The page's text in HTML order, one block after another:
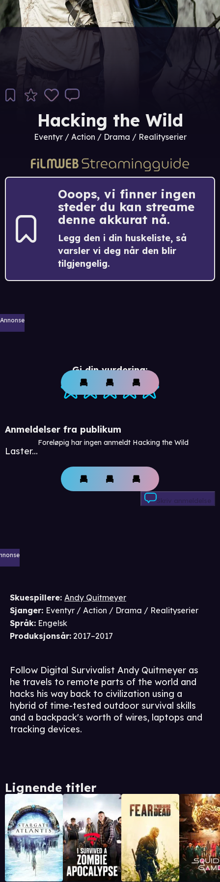
Hacking the Wild
Eventyr / Action / Drama / Realityserier
Ooops, vi finner ingen
steder du kan streame
denne akkurat nå.
Legg den i din huskeliste, så
varsler vi deg når den blir
tilgjengelig.
Annonse
Gi din vurdering:
Anmeldelser fra publikum
Laster...
Foreløpig har ingen anmeldt Hacking the Wild
Skriv anmeldelse
Skuespillere: Andy Quitmeyer
Sjanger: Eventyr / Action / Drama / Realityserier
Språk: Engelsk
Produksjonsår: 2017–2017
Follow Digital Survivalist Andy Quitmeyer as
he travels to remote parts of the world and
hacks his way back to civilization using a
hybrid of time-tested outdoor survival skills
and a backpack's worth of wires, laptops and
tracking devices.
Lignende titler